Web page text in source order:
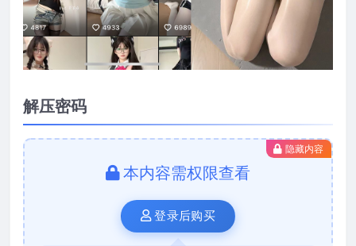
解压密码
隐藏内容
本内容需权限查看
登录后购买